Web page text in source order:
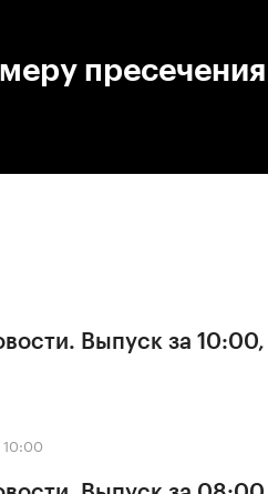
пресечения
Выпуск за
10:00